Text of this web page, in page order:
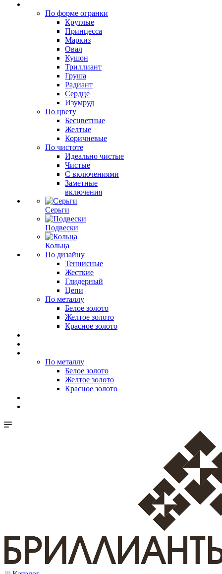
По форме огранки
Круглые
Принцесса
Маркиз
Овал
Кушон
Триллиант
Груша
Радиант
Сердце
Изумруд
По цвету
Бесцветные
Желтые
Коричневые
По чистоте
Идеально чистые
Чистые
С включениями
Заметные
включения
Серьги
Подвески
Кольца
По дизайну
Теннисные
Жесткие
Глидерный
Цепи
По металлу
Белое золото
Желтое золото
Красное золото
По металлу
Белое золото
Желтое золото
Красное золото